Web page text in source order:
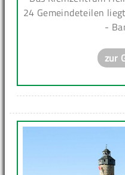
24 Gemeindeteilen
-
zur